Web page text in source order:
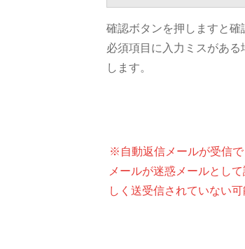
確認ボタンを押しますと確
必須項目に入力ミスがあ
します。
※自動返信メールが受信
メールが迷惑メールとし
しく送受信されていない